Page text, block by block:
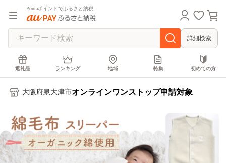
Pontaポイントでふるさと納税
詳細検索
返礼品 ランキング 地域 特集 初めての方
大阪府泉大津市オンラインワンストップ申請対象